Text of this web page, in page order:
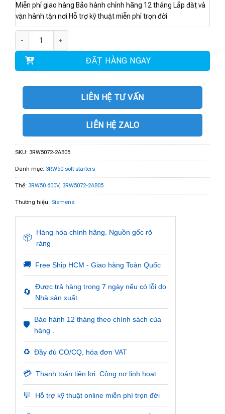
Miễn phí giao hàng Bảo hành chính hãng 12 tháng Lắp đặt và
vận hành tận nơi Hỗ trợ kỹ thuật miễn phí trọn đời
ĐẶT HÀNG NGAY
LIÊN HỆ TƯ VẤN
LIÊN HỆ ZALO
SKU: 3RW5072-2AB05
Danh mục: 3RW50 soft starters
Thẻ: 3RW50 600V, 3RW5072-2AB05
Thương hiệu: Siemens
📦
Hàng hóa chính hãng. Nguồn gốc rõ
ràng
🚚 Free Ship HCM - Giao hàng Toàn Quốc
🔄
Được trả hàng trong 7 ngày nếu có lỗi do
Nhà sản xuất
🛡️
Bảo hành 12 tháng theo chính sách của
hàng .
♻️ Đầy đủ CO/CQ, hóa đơn VAT
💳 Thanh toán tiện lợi. Công nợ linh hoạt
💬 Hỗ trợ kỹ thuật online miễn phí trọn đời